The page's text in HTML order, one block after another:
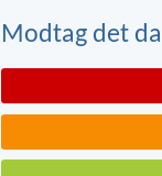
Modtag det